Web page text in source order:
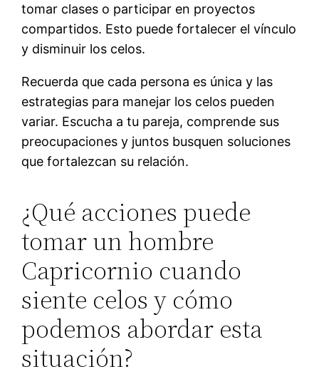
tomar clases o participar en proyectos
compartidos. Esto puede fortalecer el vínculo
y disminuir los celos.
Recuerda que cada persona es única y las
estrategias para manejar los celos pueden
variar. Escucha a tu pareja, comprende sus
preocupaciones y juntos busquen soluciones
que fortalezcan su relación.
¿Qué acciones puede
tomar un hombre
Capricornio cuando
siente celos y cómo
podemos abordar esta
situación?